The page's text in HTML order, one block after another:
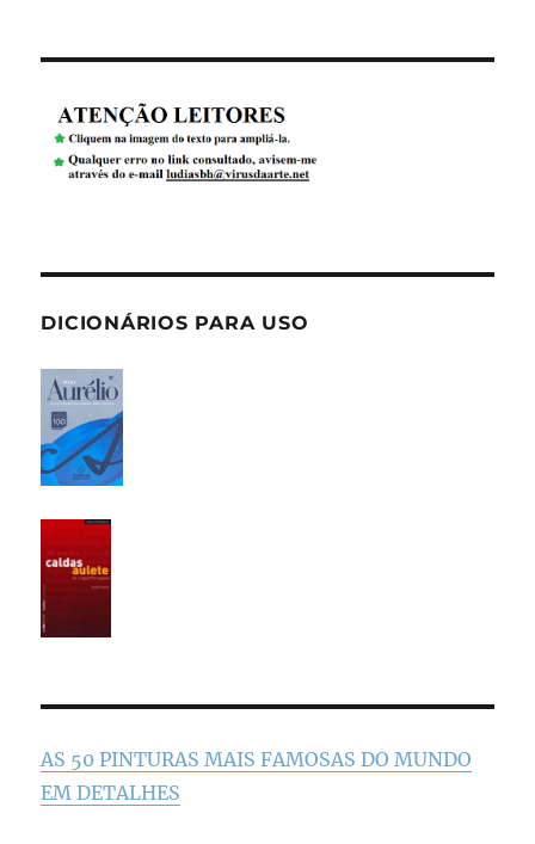
DICIONÁRIOS PARA USO
AS 50 PINTURAS MAIS FAMOSAS DO MUNDO
EM DETALHES